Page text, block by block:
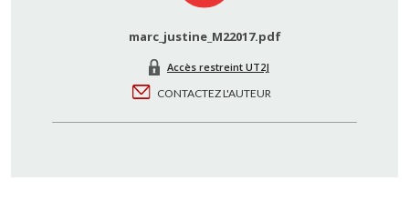
marc_justine_M22017.pdf
Accès restreint UT2J
CONTACTEZ L'AUTEUR